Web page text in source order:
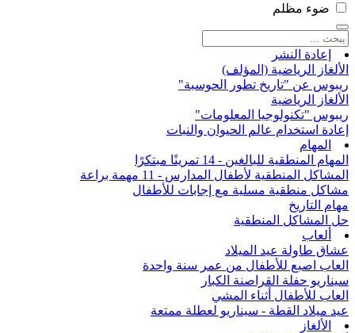
ضوء مظلم
إعادة النشر
الألغاز الرياضية (المؤلف)
ريبوس عن "تاريخ تطور الحوسبة"
الألغاز الرياضية
ريبوس "تكنولوجيا المعلومات"
إعادة استخدام عالم الحيوان والنبات
المهام
المهام المنطقية للبالغين - 14 تمرينًا مبتكرًا
المشاكل المنطقية لأطفال المدارس - 11 مهمة براعة
مشاكل منطقية مسلية مع إجابات للأطفال
مهام التاريخ
حل المشاكل المنطقية
ألعاب
عشاق طاولة عيد الميلاد
العاب اصبع للأطفال من عمر سنة واحدة
سيناريو حفلة القراصنة الكبار
العاب للأطفال أثناء المشي
عيد ميلاد القطة - سيناريو لعطلة ممتعة
الألغاز